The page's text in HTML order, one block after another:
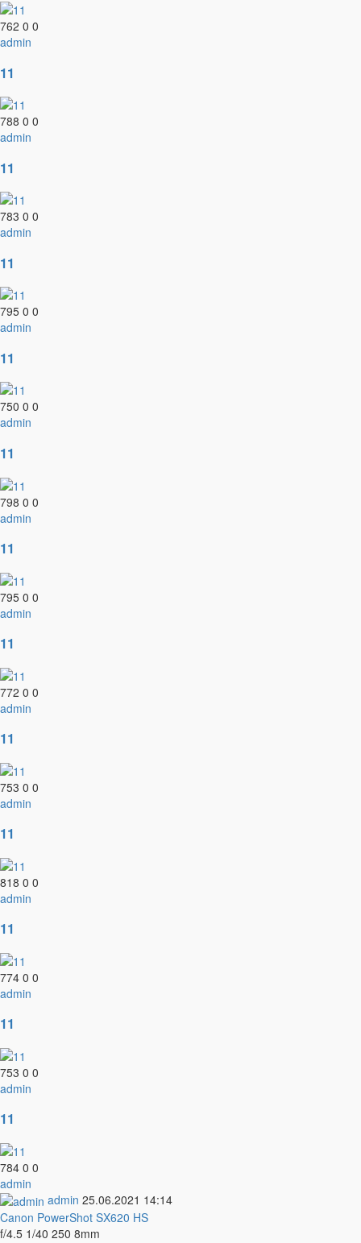
762 0 0
admin
11
788 0 0
admin
11
783 0 0
admin
11
795 0 0
admin
11
750 0 0
admin
11
798 0 0
admin
11
795 0 0
admin
11
772 0 0
admin
11
753 0 0
admin
11
818 0 0
admin
11
774 0 0
admin
11
753 0 0
admin
11
784 0 0
admin
admin 25.06.2021 14:14
Canon PowerShot SX620 HS
f/4.5 1/40 250 8mm